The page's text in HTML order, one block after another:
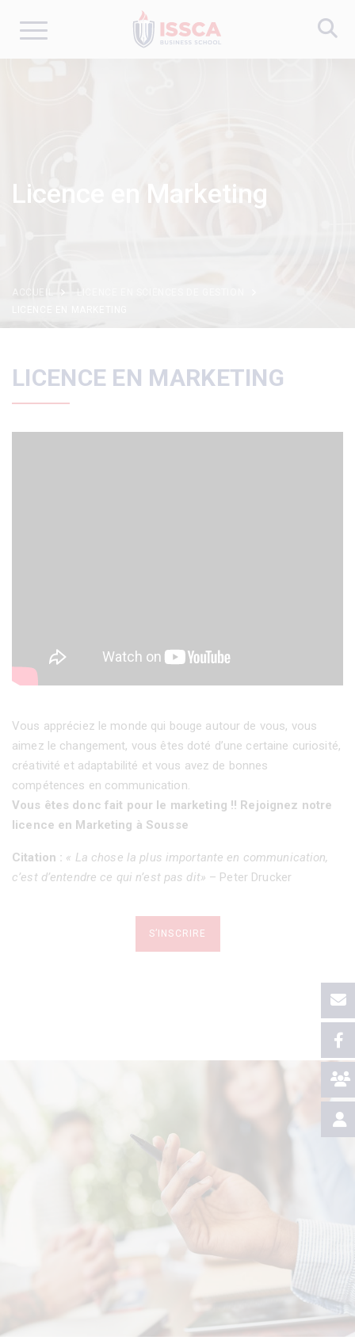
Licence en Marketing
LICENCE EN SCIENCES DE GESTION
LICENCE EN MARKETING
Vous appréciez le monde qui bouge autour de vous, vous
aimez le changement, vous êtes doté d’une certaine curiosité,
créativité et adaptabilité et vous avez de bonnes
compétences en communication.
Vous êtes donc fait pour le marketing !! Rejoignez notre
licence en Marketing à Sousse
Citation : « La chose la plus importante en communication,
c’est d’entendre ce qui n’est pas dit» – Peter Drucker
S’INSCRIRE